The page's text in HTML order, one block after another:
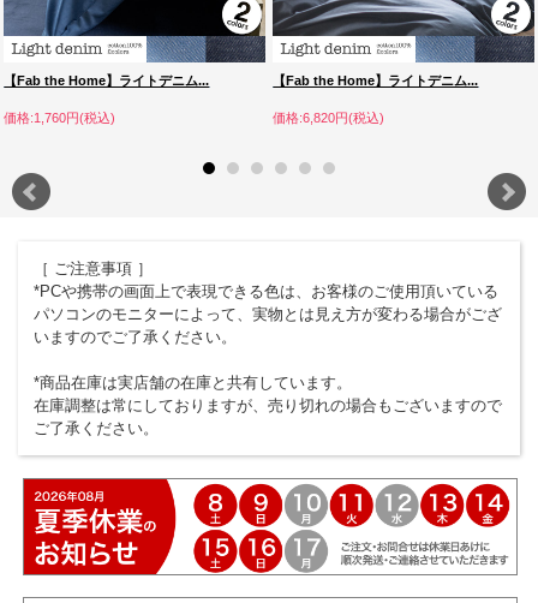
【Fab the Home】ライトデニム...
価格:1,760円(税込)
【Fab the Home】ライトデニム...
価格:6,820円(税込)
［ ご注意事項 ］
*PCや携帯の画面上で表現できる色は、お客様のご使用頂いている
パソコンのモニターによって、実物とは見え方が変わる場合がござ
いますのでご了承ください。
*商品在庫は実店舗の在庫と共有しています。
在庫調整は常にしておりますが、売り切れの場合もございますので
ご了承ください。